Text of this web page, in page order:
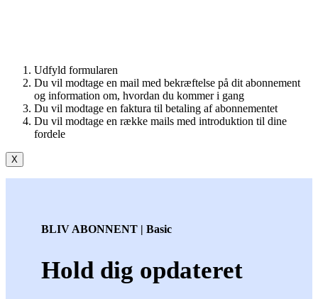
Udfyld formularen
Du vil modtage en mail med bekræftelse på dit abonnement
og information om, hvordan du kommer i gang
Du vil modtage en faktura til betaling af abonnementet
Du vil modtage en række mails med introduktion til dine
fordele
X
BLIV ABONNENT | Basic
Hold dig opdateret